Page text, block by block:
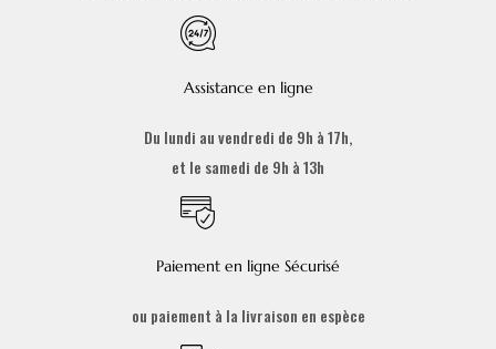
Assistance en ligne
Du lundi au vendredi de 9h à 17h,
et le samedi de 9h à 13h
Paiement en ligne Sécurisé
ou paiement à la livraison en espèce